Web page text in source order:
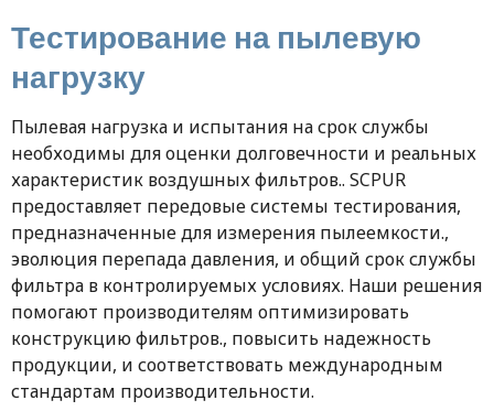
Тестирование на пылевую
нагрузку
Пылевая нагрузка и испытания на срок службы
необходимы для оценки долговечности и реальных
характеристик воздушных фильтров.. SCPUR
предоставляет передовые системы тестирования,
предназначенные для измерения пылеемкости.,
эволюция перепада давления, и общий срок службы
фильтра в контролируемых условиях. Наши решения
помогают производителям оптимизировать
конструкцию фильтров., повысить надежность
продукции, и соответствовать международным
стандартам производительности.